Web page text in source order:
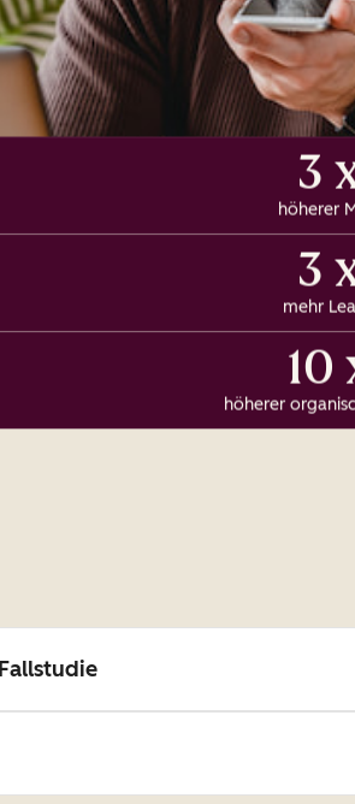
3
höherer
3
mehr
10
höherer